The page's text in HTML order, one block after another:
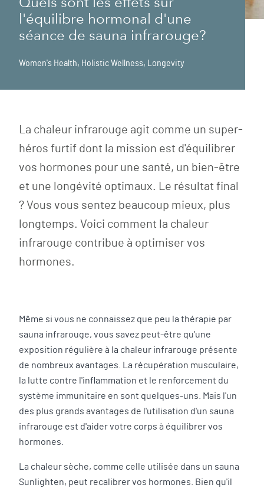
l'équilibre hormonal d'une
séance de sauna infrarouge?
Women's Health, Holistic Wellness, Longevity
La chaleur infrarouge agit comme un super-
héros furtif dont la mission est d'équilibrer
vos hormones pour une santé, un bien-être
et une longévité optimaux. Le résultat final
? Vous vous sentez beaucoup mieux, plus
longtemps. Voici comment la chaleur
infrarouge contribue à optimiser vos
hormones.
Même si vous ne connaissez que peu la thérapie par
sauna infrarouge, vous savez peut-être qu'une
exposition régulière à la chaleur infrarouge présente
de nombreux avantages. La récupération musculaire,
la lutte contre l'inflammation et le renforcement du
système immunitaire en sont quelques-uns. Mais l'un
des plus grands avantages de l'utilisation d'un sauna
infrarouge est d'aider votre corps à équilibrer vos
hormones.
La chaleur sèche, comme celle utilisée dans un sauna
Sunlighten, peut recalibrer vos hormones. Bien qu'il